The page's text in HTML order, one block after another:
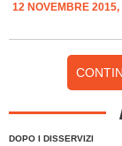
12 NOVEMBRE
DOPO I DISSERVIZI